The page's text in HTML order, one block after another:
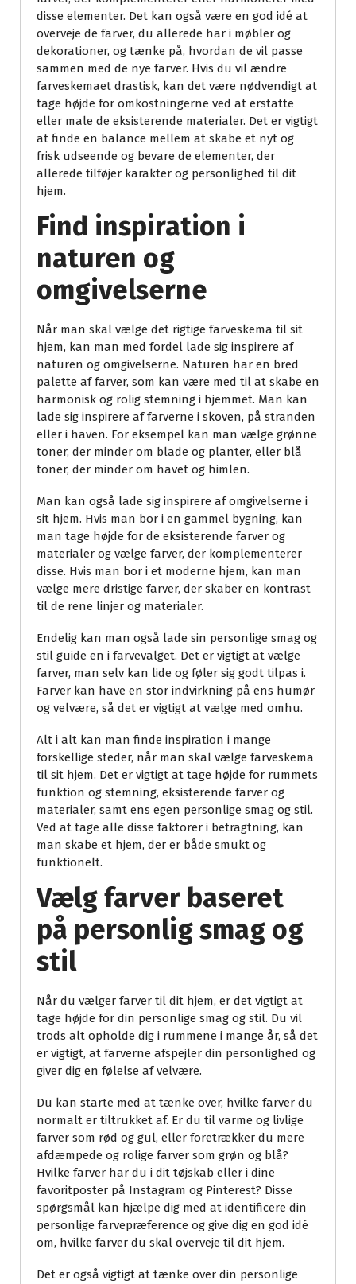
disse elementer. Det kan også være en god idé at
overveje de farver, du allerede har i møbler og
dekorationer, og tænke på, hvordan de vil passe
sammen med de nye farver. Hvis du vil ændre
farveskemaet drastisk, kan det være nødvendigt at
tage højde for omkostningerne ved at erstatte
eller male de eksisterende materialer. Det er vigtigt
at finde en balance mellem at skabe et nyt og
frisk udseende og bevare de elementer, der
allerede tilføjer karakter og personlighed til dit
hjem.
Find inspiration i
naturen og
omgivelserne
Når man skal vælge det rigtige farveskema til sit
hjem, kan man med fordel lade sig inspirere af
naturen og omgivelserne. Naturen har en bred
palette af farver, som kan være med til at skabe en
harmonisk og rolig stemning i hjemmet. Man kan
lade sig inspirere af farverne i skoven, på stranden
eller i haven. For eksempel kan man vælge grønne
toner, der minder om blade og planter, eller blå
toner, der minder om havet og himlen.
Man kan også lade sig inspirere af omgivelserne i
sit hjem. Hvis man bor i en gammel bygning, kan
man tage højde for de eksisterende farver og
materialer og vælge farver, der komplementerer
disse. Hvis man bor i et moderne hjem, kan man
vælge mere dristige farver, der skaber en kontrast
til de rene linjer og materialer.
Endelig kan man også lade sin personlige smag og
stil guide en i farvevalget. Det er vigtigt at vælge
farver, man selv kan lide og føler sig godt tilpas i.
Farver kan have en stor indvirkning på ens humør
og velvære, så det er vigtigt at vælge med omhu.
Alt i alt kan man finde inspiration i mange
forskellige steder, når man skal vælge farveskema
til sit hjem. Det er vigtigt at tage højde for rummets
funktion og stemning, eksisterende farver og
materialer, samt ens egen personlige smag og stil.
Ved at tage alle disse faktorer i betragtning, kan
man skabe et hjem, der er både smukt og
funktionelt.
Vælg farver baseret
på personlig smag og
stil
Når du vælger farver til dit hjem, er det vigtigt at
tage højde for din personlige smag og stil. Du vil
trods alt opholde dig i rummene i mange år, så det
er vigtigt, at farverne afspejler din personlighed og
giver dig en følelse af velvære.
Du kan starte med at tænke over, hvilke farver du
normalt er tiltrukket af. Er du til varme og livlige
farver som rød og gul, eller foretrækker du mere
afdæmpede og rolige farver som grøn og blå?
Hvilke farver har du i dit tøjskab eller i dine
favoritposter på Instagram og Pinterest? Disse
spørgsmål kan hjælpe dig med at identificere din
personlige farvepræference og give dig en god idé
om, hvilke farver du skal overveje til dit hjem.
Det er også vigtigt at tænke over din personlige